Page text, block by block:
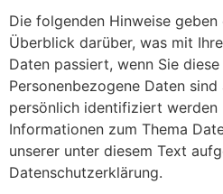
Die folgenden Hinweise geben
Überblick darüber, was mit
Daten passiert, wenn Sie
Personenbezogene Daten
persönlich identifiziert werden
Informationen zum Thema
unserer unter diesem Text
Datenschutzerklärung.